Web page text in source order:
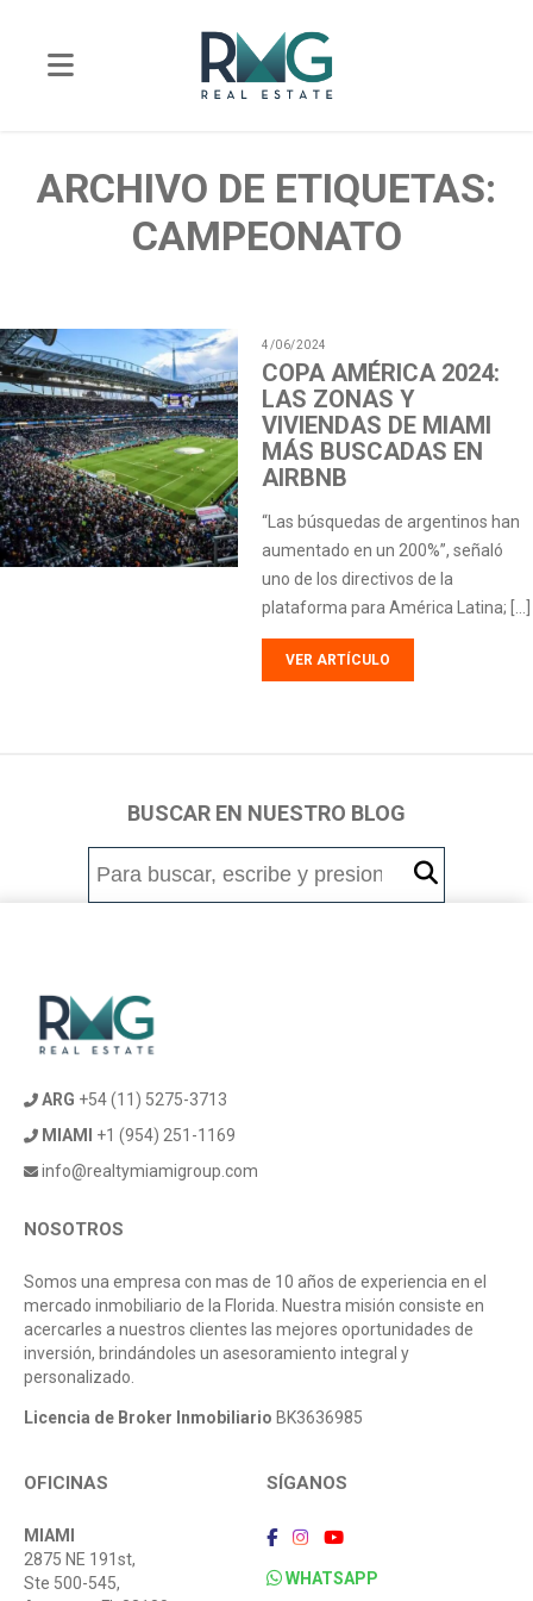
ARCHIVO DE ETIQUETAS:
CAMPEONATO
4/06/2024
COPA AMÉRICA 2024:
LAS ZONAS Y
VIVIENDAS DE MIAMI
MÁS BUSCADAS EN
AIRBNB
“Las búsquedas de argentinos han
aumentado en un 200%”, señaló
uno de los directivos de la
plataforma para América Latina; […]
VER ARTÍCULO
BUSCAR EN NUESTRO BLOG
ARG +54 (11) 5275-3713
MIAMI
+1 (954) 251-1169
info@realtymiamigroup.com
NOSOTROS
Somos una empresa con mas de 10 años de experiencia en el
mercado inmobiliario de la Florida. Nuestra misión consiste en
acercarles a nuestros clientes las mejores oportunidades de
inversión, brindándoles un asesoramiento integral y
personalizado.
Licencia de Broker Inmobiliario BK3636985
OFICINAS
MIAMI
2875 NE 191st,
Ste 500-545,
SÍGANOS
WHATSAPP